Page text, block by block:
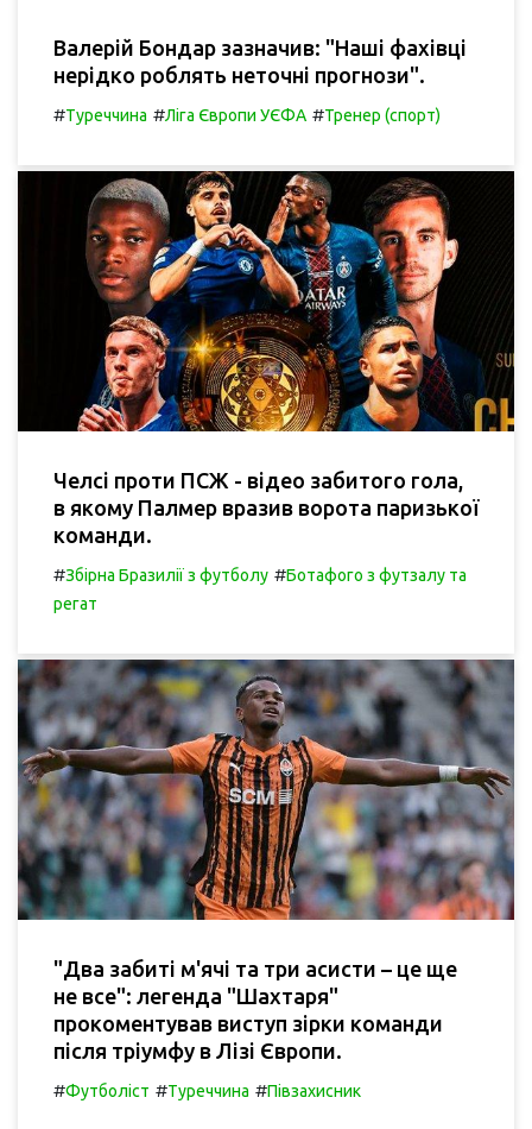
Валерій Бондар зазначив: "Наші фахівці
нерідко роблять неточні прогнози".
#Туреччина #Ліга Європи УЄФА #Тренер (спорт)
Челсі проти ПСЖ - відео забитого гола,
в якому Палмер вразив ворота паризької
команди.
#Збірна Бразилії з футболу #Ботафого з футзалу та
регат
"Два забиті м'ячі та три асисти – це ще
не все": легенда "Шахтаря"
прокоментував виступ зірки команди
після тріумфу в Лізі Європи.
#Футболіст #Туреччина #Півзахисник